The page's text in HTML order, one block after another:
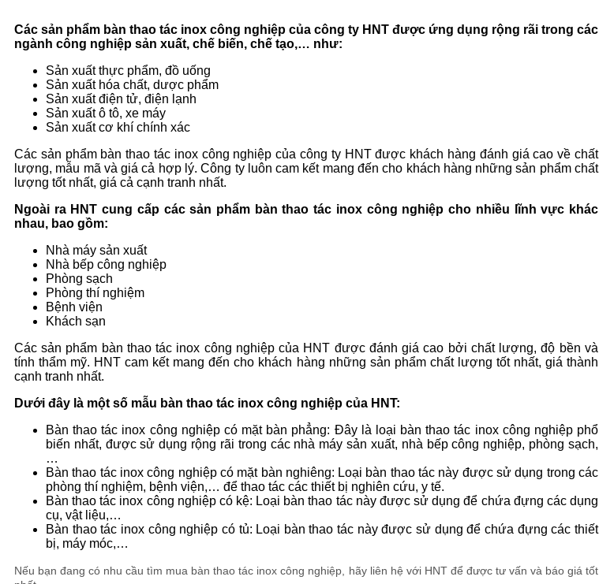
Các sản phẩm bàn thao tác inox công nghiệp của công ty HNT được ứng dụng rộng rãi trong các
ngành công nghiệp sản xuất, chế biến, chế tạo,… như:
Sản xuất thực phẩm, đồ uống
Sản xuất hóa chất, dược phẩm
Sản xuất điện tử, điện lạnh
Sản xuất ô tô, xe máy
Sản xuất cơ khí chính xác
Các sản phẩm bàn thao tác inox công nghiệp của công ty HNT được khách hàng đánh giá cao về chất
lượng, mẫu mã và giá cả hợp lý. Công ty luôn cam kết mang đến cho khách hàng những sản phẩm chất
lượng tốt nhất, giá cả cạnh tranh nhất.
Ngoài ra HNT cung cấp các sản phẩm bàn thao tác inox công nghiệp cho nhiều lĩnh vực khác
nhau, bao gồm:
Nhà máy sản xuất
Nhà bếp công nghiệp
Phòng sạch
Phòng thí nghiệm
Bệnh viện
Khách sạn
Các sản phẩm bàn thao tác inox công nghiệp của HNT được đánh giá cao bởi chất lượng, độ bền và
tính thẩm mỹ. HNT cam kết mang đến cho khách hàng những sản phẩm chất lượng tốt nhất, giá thành
cạnh tranh nhất.
Dưới đây là một số mẫu bàn thao tác inox công nghiệp của HNT:
Bàn thao tác inox công nghiệp có mặt bàn phẳng: Đây là loại bàn thao tác inox công nghiệp phổ
biến nhất, được sử dụng rộng rãi trong các nhà máy sản xuất, nhà bếp công nghiệp, phòng sạch,
…
Bàn thao tác inox công nghiệp có mặt bàn nghiêng: Loại bàn thao tác này được sử dụng trong các
phòng thí nghiệm, bệnh viện,… để thao tác các thiết bị nghiên cứu, y tế.
Bàn thao tác inox công nghiệp có kệ: Loại bàn thao tác này được sử dụng để chứa đựng các dụng
cụ, vật liệu,…
Bàn thao tác inox công nghiệp có tủ: Loại bàn thao tác này được sử dụng để chứa đựng các thiết
bị, máy móc,…
Nếu bạn đang có nhu cầu tìm mua bàn thao tác inox công nghiệp, hãy liên hệ với HNT để được tư vấn và báo giá tốt